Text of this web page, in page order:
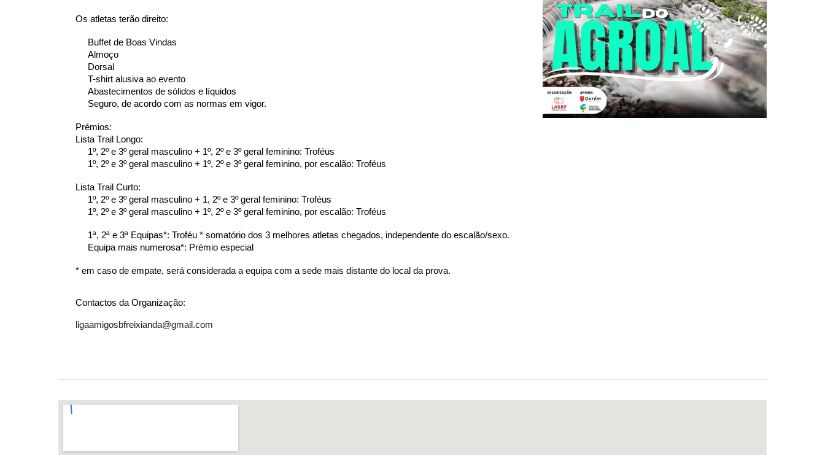
Os atletas terão direito:
Buffet de Boas Vindas
Almoço
Dorsal
T-shirt alusiva ao evento
Abastecimentos de sólidos e líquidos
Seguro, de acordo com as normas em vigor.
Prémios:
Lista Trail Longo:
1º, 2º e 3º geral masculino + 1º, 2º e 3º geral feminino: Troféus
1º, 2º e 3º geral masculino + 1º, 2º e 3º geral feminino, por escalão: Troféus
Lista Trail Curto:
1º, 2º e 3º geral masculino + 1, 2º e 3º geral feminino: Troféus
1º, 2º e 3º geral masculino + 1º, 2º e 3º geral feminino, por escalão: Troféus
1ª, 2ª e 3ª Equipas*: Troféu * somatório dos 3 melhores atletas chegados, independente do escalão/sexo.
Equipa mais numerosa*: Prémio especial
* em caso de empate, será considerada a equipa com a sede mais distante do local da prova.
Contactos da Organização:
ligaamigosbfreixianda@gmail.com